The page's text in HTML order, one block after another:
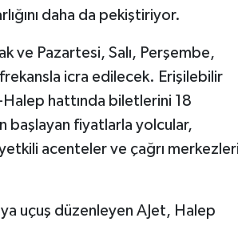
daha da pekiştiriyor.
ve Pazartesi, Salı, Perşembe,
icra edilecek. Erişilebilir
hattında biletlerini 18
başlayan fiyatlarla yolcular,
acenteler ve çağrı merkezleri
uçuş düzenleyen AJet, Halep